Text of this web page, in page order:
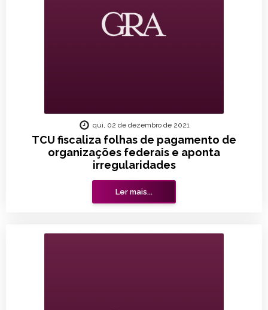
TCU fiscaliza folhas de pagamento de
organizações federais e aponta
irregularidades
qui, 02 de dezembro de 2021
Ler mais...